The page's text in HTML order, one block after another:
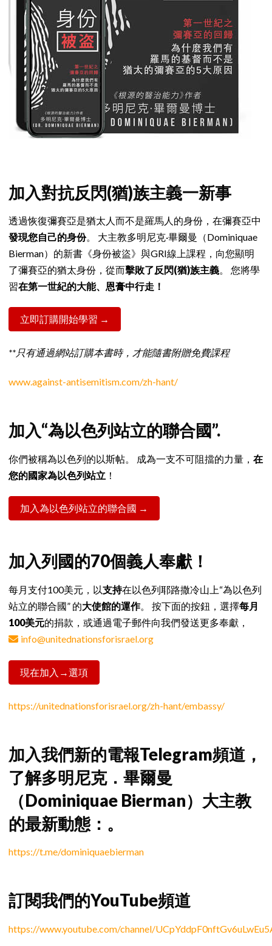
加入對抗反閃(猶)族主義一新事
透過恢復彌賽亞是猶太人而不是羅馬人的身份，在彌賽亞中
發現您自己的身份。 大主教多明尼克·畢爾曼（Dominiquae
Bierman）的新書《身份被盜》與GRI線上課程，向您顯明
了彌賽亞的猶太身份，從而擊敗了反閃(猶)族主義。 您將學
習在第一世紀的大能、恩膏中行走！
立即訂購開始學習 →
**只有通過網站訂購本書時，才能隨書附贈免費課程
www.against-antisemitism.com/zh-hant/
加入“為以色列站立的聯合國”.
你們被稱為以色列的以斯帖。 成為一支不可阻擋的力量， 在
您的國家為以色列站立 ！
加入為以色列站立的聯合國 →
加入列國的70個義人奉獻！
每月支付100美元，以支持在以色列耶路撒冷山上“為以色列
站立的聯合國” 的大使館的運作。 按下面的按鈕，選擇每月
100美元的捐款，或通過電子郵件向我們發送更多奉獻，
info@unitednationsforisrael.org
現在加入→選項
https://unitednationsforisrael.org/zh-hant/embassy/
加入我們新的電報Telegram頻道，
了解多明尼克．畢爾曼
（Dominiquae Bierman）大主教
的最新動態：。
https://t.me/dominiquaebierman
訂閱我們的YouTube頻道
https://www.youtube.com/channel/